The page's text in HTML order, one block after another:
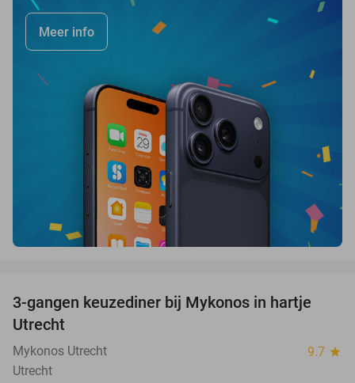
Meer info
42%
3-gangen keuzediner bij Mykonos in hartje
Utrecht
Mykonos Utrecht 9.7 star
Utrecht